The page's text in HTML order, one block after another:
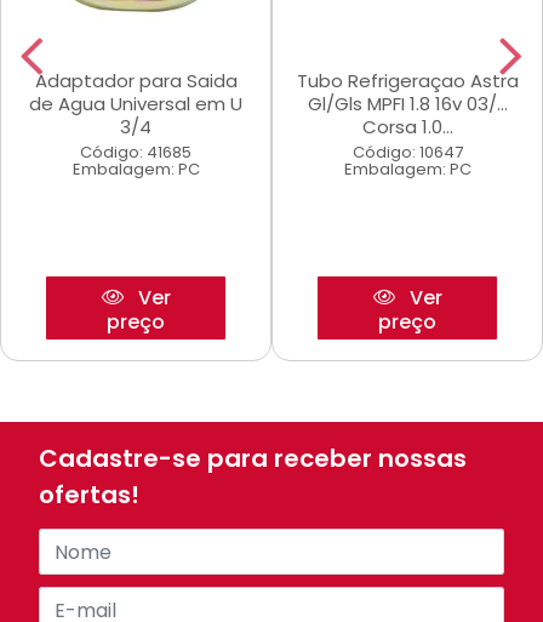
Adaptador para Saida
de Agua Universal em U
3/4
Código: 41685
Embalagem: PC
Ver
preço
Tubo Refrigeraçao Astra
Gl/Gls MPFI 1.8 16v 03/...
Corsa 1.0...
Código: 10647
Embalagem: PC
Ver
preço
Cadastre-se para receber nossas
ofertas!